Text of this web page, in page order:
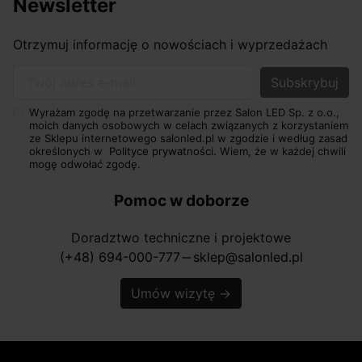
Newsletter
Otrzymuj informację o nowościach i wyprzedażach
Wyrażam zgodę na przetwarzanie przez Salon LED Sp. z o.o.,
moich danych osobowych w celach związanych z korzystaniem
ze Sklepu internetowego salonled.pl w zgodzie i według zasad
określonych w Polityce prywatności. Wiem, że w każdej chwili
mogę odwołać zgodę.
Pomoc w doborze
Doradztwo techniczne i projektowe
(+48) 694-000-777 horizontal_rule sklep@salonled.pl
Umów wizytę →